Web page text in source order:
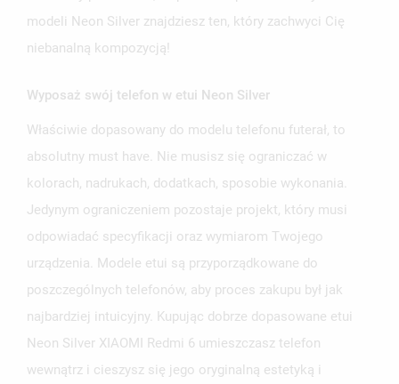
modeli Neon Silver znajdziesz ten, który zachwyci Cię
niebanalną kompozycją!
Wyposaż swój telefon w etui Neon Silver
Właściwie dopasowany do modelu telefonu futerał, to
absolutny must have. Nie musisz się ograniczać w
kolorach, nadrukach, dodatkach, sposobie wykonania.
Jedynym ograniczeniem pozostaje projekt, który musi
odpowiadać specyfikacji oraz wymiarom Twojego
urządzenia. Modele etui są przyporządkowane do
poszczególnych telefonów, aby proces zakupu był jak
najbardziej intuicyjny. Kupując dobrze dopasowane etui
Neon Silver XIAOMI Redmi 6 umieszczasz telefon
wewnątrz i cieszysz się jego oryginalną estetyką i
MOJE LISTY ŻYCZEŃ
add_circle_outline UTWÓRZ NOWĄ LISTĘ
UTWÓRZ LISTĘ ŻYCZEŃ
ANULUJ UTWÓRZ LISTĘ ŻYCZEŃ
ZALOGUJ SIĘ
MUSISZ BYĆ ZALOGOWANY BY ZAPISAĆ PRODUKTY NA
SWOJEJ LIŚCIE ŻYCZEŃ.
ANULUJ ZALOGUJ SIĘ